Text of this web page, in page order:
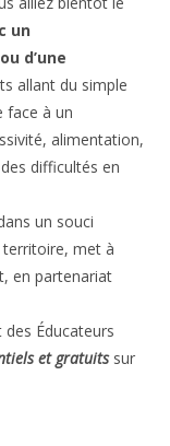
un
d’une
allant du simple
face à un
alimentation,
difficultés en
un souci
territoire, met à
en partenariat
des Éducateurs
et gratuitssur